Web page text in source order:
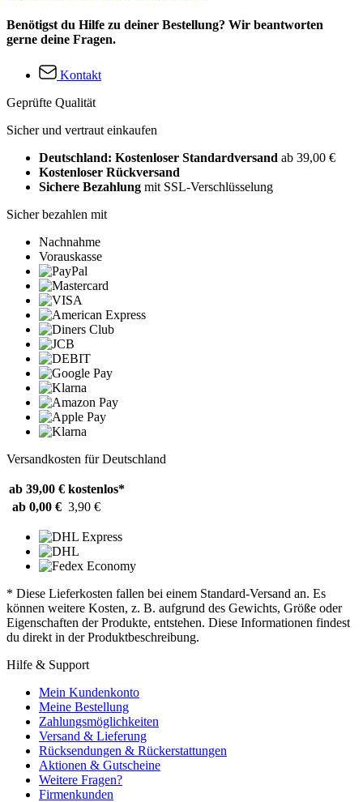
Benötigst du Hilfe zu deiner Bestellung? Wir beantworten
gerne deine Fragen.
Kontakt
Geprüfte Qualität
Sicher und vertraut einkaufen
Deutschland: Kostenloser Standardversand ab 39,00 €
Kostenloser Rückversand
Sichere Bezahlung mit SSL-Verschlüsselung
Sicher bezahlen mit
Nachnahme
Vorauskasse
Versandkosten für Deutschland
ab 39,00 € kostenlos*
ab 0,00 € 3,90 €
* Diese Lieferkosten fallen bei einem Standard-Versand an. Es
können weitere Kosten, z. B. aufgrund des Gewichts, Größe oder
Eigenschaften der Produkte, entstehen. Diese Informationen findest
du direkt in der Produktbeschreibung.
Hilfe & Support
Mein Kundenkonto
Meine Bestellung
Zahlungsmöglichkeiten
Versand & Lieferung
Rücksendungen & Rückerstattungen
Aktionen & Gutscheine
Weitere Fragen?
Firmenkunden